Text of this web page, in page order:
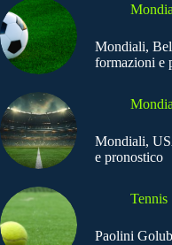
Mondiali,
formazioni e
Mondiali,
e pronostico
Tennis
Paolini